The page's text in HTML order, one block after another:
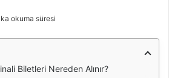
okuma süresi
Biletleri Nereden Alınır?